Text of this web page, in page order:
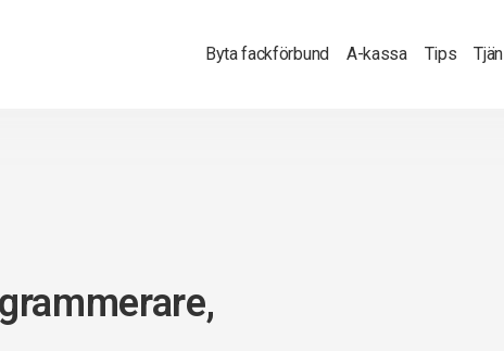
Byta fackförbund A-kassa Tips